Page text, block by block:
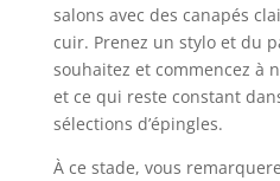
salons avec des canapés
cuir. Prenez un stylo et du
souhaitez et commencez à
et ce qui reste constant
sélections d’épingles.
À ce stade, vous